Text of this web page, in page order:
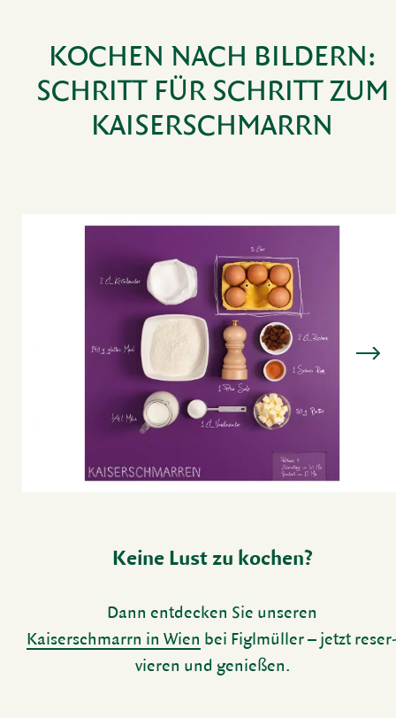
KOCHEN NACH BILDERN:
SCHRITT FÜR SCHRITTZUM
KAISER­SCHMARRN
Keine Lust zu kochen?
Dann entde­cken Sie unseren
Kaiser­schmarrn in Wien bei Figl­müller – jetzt
vieren und genießen.